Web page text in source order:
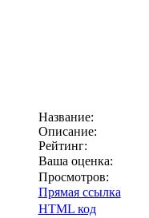
Название:
Описание:
Рейтинг:
Ваша оценка:
Просмотров:
Прямая ссылка
HTML код